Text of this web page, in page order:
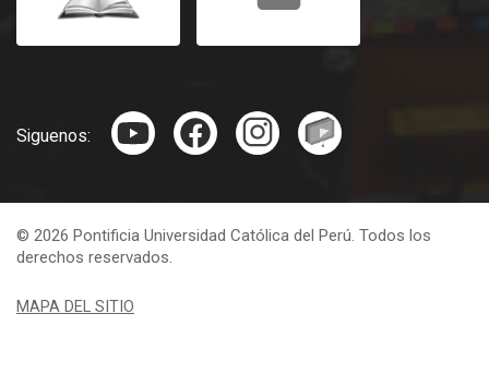
Siguenos:
© 2026 Pontificia Universidad Católica del Perú. Todos los
derechos reservados.
MAPA DEL SITIO